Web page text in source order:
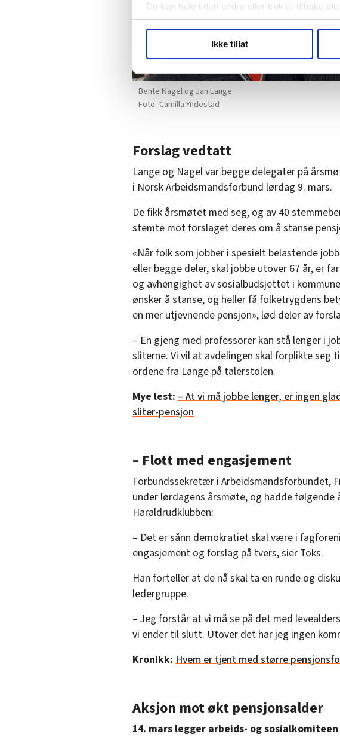
Du kan hele tiden endre eller trekke tilbake
hvordan våre nettsider blir brukt slik at vi
annonsering. Disse er angitt i oversikten
Ikke tillat
Bente Nagel og Jan Lange.
Camilla Yndestad
Forslag vedtatt
Lange og Nagel var begge delegater på
i Norsk Arbeidsmandsforbund lørdag 9. mars.
De fikk årsmøtet med seg, og av 40
stemte mot forslaget deres om å stanse
«Når folk som jobber i spesielt belastende
eller begge deler, skal jobbe utover 67 år, er
og avhengighet av sosialbudsjettet i
ønsker å stanse, og heller få folketrygdens
en mer utjevnende pensjon», lød deler av
– En gjeng med professorer kan stå lenger i
sliterne. Vi vil at avdelingen skal forplikte seg
ordene fra Lange på talerstolen.
Mye lest: – At vi må jobbe lenger, er ingen
sliter-pensjon
– Flott med engasjement
Forbundssekretær i Arbeidsmandsforbundet,
under lørdagens årsmøte, og hadde
Haraldrudklubben:
– Det er sånn demokratiet skal være i
engasjement og forslag på tvers, sier Toks.
Han forteller at de nå skal ta en runde og
ledergruppe.
– Jeg forstår at vi må se på det med
vi ender til slutt. Utover det har jeg ingen
Kronikk: Hvem er tjent med større
Aksjon mot økt pensjonsalder
14. mars legger arbeids- og